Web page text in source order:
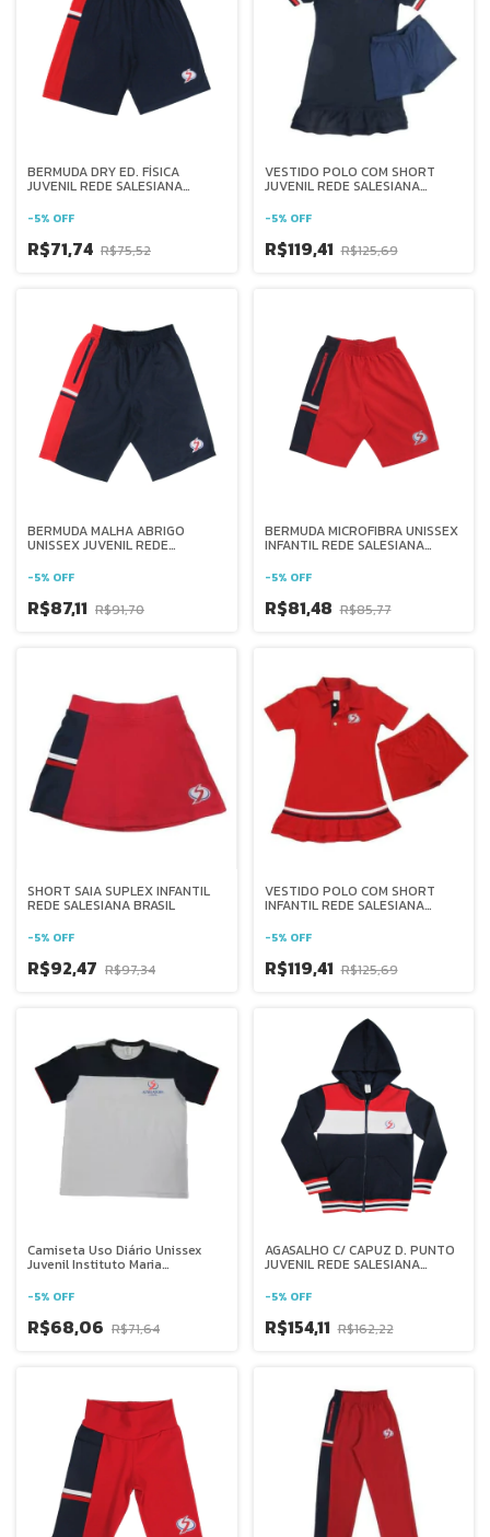
BERMUDA DRY ED. FÍSICA
JUVENIL REDE SALESIANA
-5% OFF
R$71,74 R$75,52
VESTIDO POLO COM SHORT
JUVENIL REDE SALESIANA
-5% OFF
R$119,41 R$125,69
BERMUDA MALHA ABRIGO
UNISSEX JUVENIL REDE
-5% OFF
R$87,11 R$91,70
BERMUDA MICROFIBRA UNISSEX
INFANTIL REDE SALESIANA
-5% OFF
R$81,48 R$85,77
SHORT SAIA SUPLEX INFANTIL
REDE SALESIANA BRASIL
-5% OFF
R$92,47 R$97,34
VESTIDO POLO COM SHORT
INFANTIL REDE SALESIANA
-5% OFF
R$119,41 R$125,69
Camiseta Uso Diário Unissex
Juvenil Instituto Maria
-5% OFF
R$68,06 R$71,64
AGASALHO C/ CAPUZ D. PUNTO
JUVENIL REDE SALESIANA
-5% OFF
R$154,11 R$162,22